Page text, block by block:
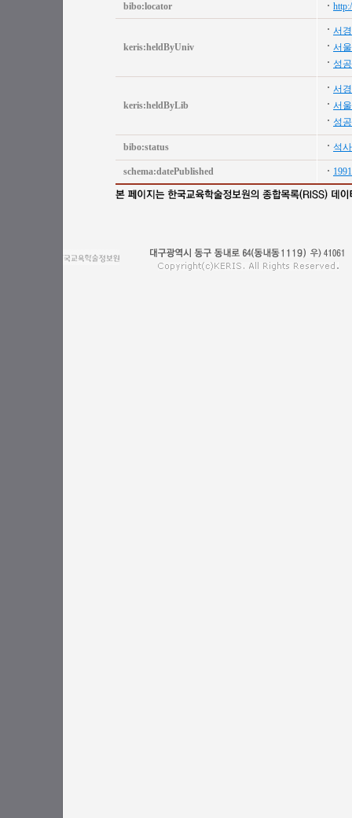
bibo:locator
keris:heldByUniv
서
서
성
keris:heldByLib
서
서
성
bibo:status 석사
schema:datePublished 1991